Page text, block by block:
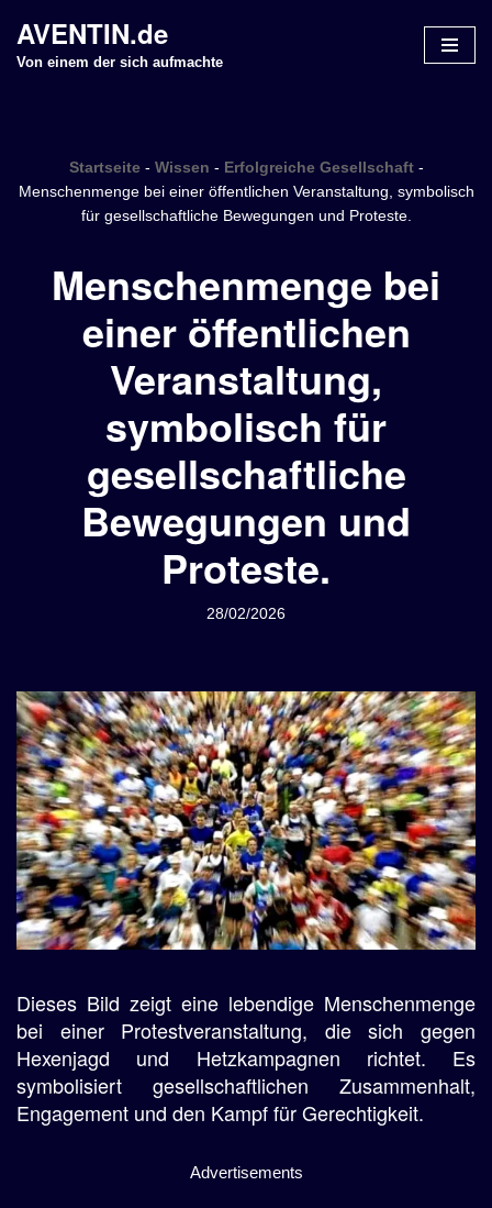
Z
h
AVENTIN.de
Von einem der sich aufmachte
Startseite- Wissen - Erfolgreiche Gesellschaft-
Menschenmenge bei einer öffentlichen Veranstaltung, symbolisch
für gesellschaftliche Bewegungen und Proteste.
Menschenmenge bei
einer öffentlichen
Veranstaltung,
symbolisch für
gesellschaftliche
Bewegungen und
Proteste.
28/02/2026
Dieses Bild zeigt eine lebendige Menschenmenge
bei einer Protestveranstaltung, die sich gegen
Hexenjagd und Hetzkampagnen richtet. Es
symbolisiert gesellschaftlichen Zusammenhalt,
Engagement und den Kampf für Gerechtigkeit.
Advertisements